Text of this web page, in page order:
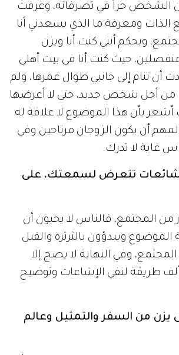
الشخص حراً في تصرفاته، وعرفت
الذات ومعرفة ما الذي يسعدني أنا
وبحكم أنني كنت أنا ويزن
حيث كنت أنا في بيت أهلي
أن تنام إلى جانبي طوال عمرها، ولم
من أجل شخص جديد، حتى لا أعرضها
بأن هذا الموضوع لا علاقة له
أن يكون الزوجان مرتاحين وفي
غاية لا تدرك.
شائعات تتعرض لسمعتك، على
المجتمع، فالناس لا يحبون أن
ويبدؤون بالثرثرة والقيل
المجتمع، وفي النهاية لا يصح إلا
طريقة لنفي الإشاعات وتوضيح
يزن من السفر والتمثيل وعالم